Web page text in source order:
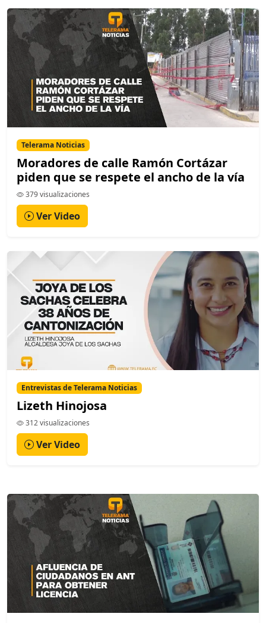
Telerama Noticias
Moradores de calle Ramón Cortázar
piden que se respete el ancho de la vía
379 visualizaciones
Ver Video
Entrevistas de Telerama Noticias
Lizeth Hinojosa
312 visualizaciones
Ver Video